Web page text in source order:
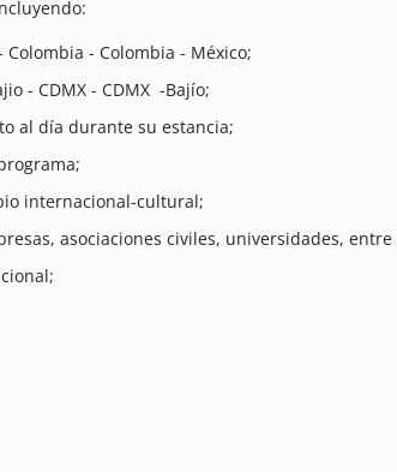
- Colombia - México;
- CDMX - CDMX -Bajío;
al día durante su estancia;
internacional-cultural;
asociaciones civiles, universidades, entre